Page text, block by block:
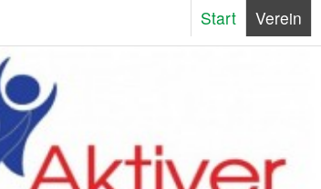
Start Verein